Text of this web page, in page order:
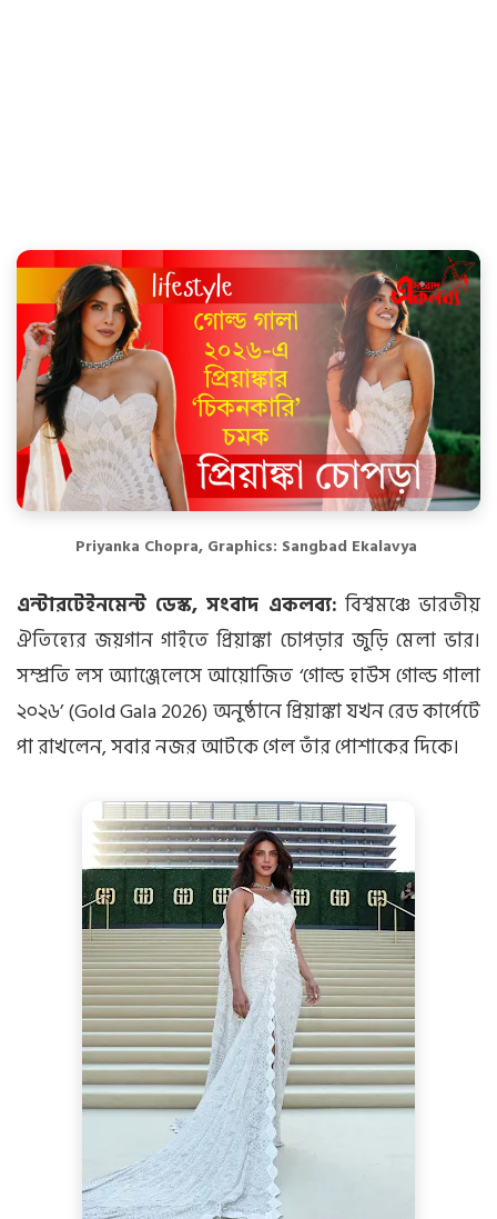
Priyanka Chopra, Graphics: Sangbad Ekalavya
এন্টারটেইনমেন্ট ডেস্ক, সংবাদ একলব্য: বিশ্বমঞ্চে ভারতীয়
ঐতিহ্যের জয়গান গাইতে প্রিয়াঙ্কা চোপড়ার জুড়ি মেলা ভার।
সম্প্রতি লস অ্যাঞ্জেলেসে আয়োজিত ‘গোল্ড হাউস গোল্ড গালা
২০২৬’ (Gold Gala 2026) অনুষ্ঠানে প্রিয়াঙ্কা যখন রেড কার্পেটে
পা রাখলেন, সবার নজর আটকে গেল তাঁর পোশাকের দিকে।